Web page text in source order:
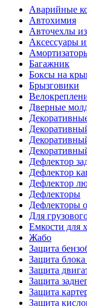
Аварийные
Автохимия
Авточехлы
Аксессуары
Багажник
Боксы на
Брызговики
Дверные
Дефлектор
Дефлектор
Дефлектор
Дефлекторы
Дефлекторы
Для
Емкости для
Жабо
Защита
Защита блока
Защита
Защита
Защита
Защита